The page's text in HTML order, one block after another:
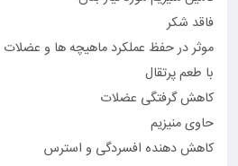
فاقد شکر
موثر در حفظ عملکرد ماهیچه ها و عضلات
با طعم پرتقال
کاهش گرفتگی عضلات
حاوی منیزیم
کاهش دهنده افسردگی و استرس